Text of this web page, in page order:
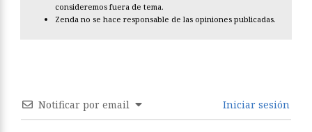
consideremos fuera de tema.
Zenda no se hace responsable de las opiniones publicadas.
Notificar por email Iniciar sesión